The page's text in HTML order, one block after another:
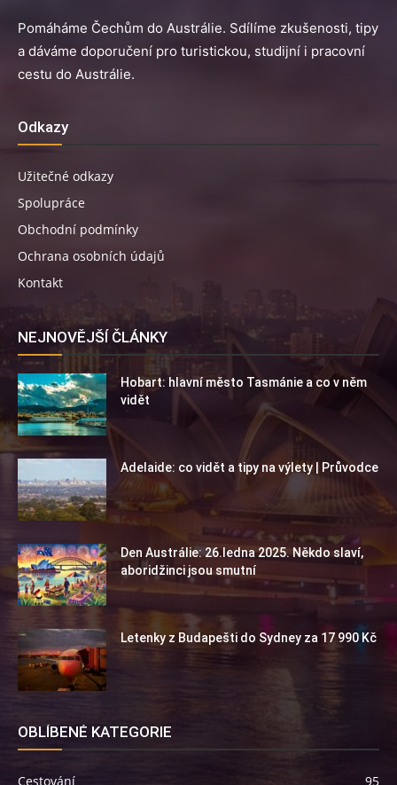
Pomáháme Čechům do Austrálie. Sdílíme zkušenosti, tipy
a dáváme doporučení pro turistickou, studijní i pracovní
cestu do Austrálie.
Odkazy
Užitečné odkazy
Spolupráce
Obchodní podmínky
Ochrana osobních údajů
Kontakt
NEJNOVĚJŠÍ ČLÁNKY
Hobart: hlavní město Tasmánie a co v něm
vidět
Adelaide: co vidět a tipy na výlety | Průvodce
Den Austrálie: 26.ledna 2025. Někdo slaví,
aboridžinci jsou smutní
Letenky z Budapešti do Sydney za 17 990 Kč
OBLÍBENÉ KATEGORIE
Cestování 95